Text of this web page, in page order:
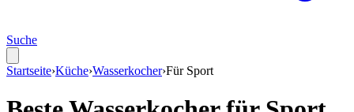
Suche
Startseite›Küche›Wasserkocher›Für Sport